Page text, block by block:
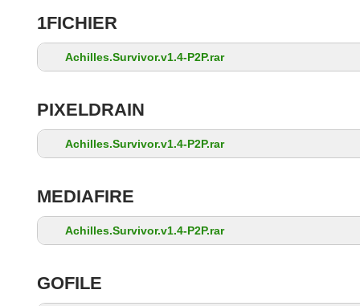
1FICHIER
Achilles.Survivor.v1.4-P2P.rar
PIXELDRAIN
Achilles.Survivor.v1.4-P2P.rar
MEDIAFIRE
Achilles.Survivor.v1.4-P2P.rar
GOFILE